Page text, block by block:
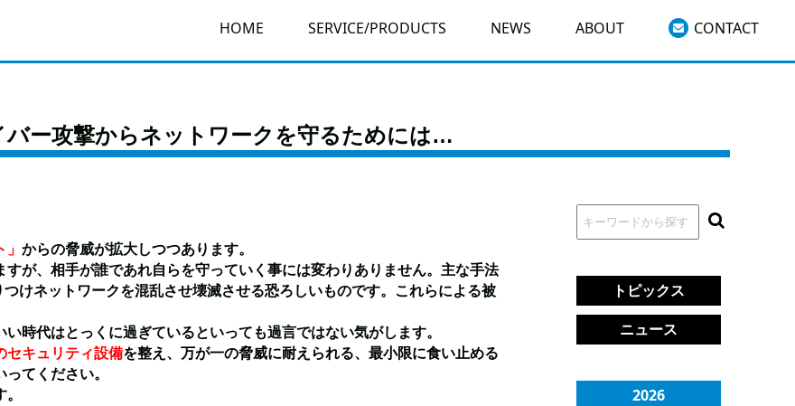
HOME SERVICE/PRODUCTS NEWS ABOUT CONTACT
ー攻撃からネットワークを守るためには…
からの脅威が拡大しつつあります。
が、相手が誰であれ自らを守っていく 事には変わりありません。主な手法
けネットワークを混乱させ壊滅させる恐ろしいものです。これらによる被
時代はとっくに過ぎているといっても過言ではない気がします。
セキュリティ設備を整え、万が一の脅威に耐えられる、最小限に食い止める
てください。
トピックス
ニュース
2026